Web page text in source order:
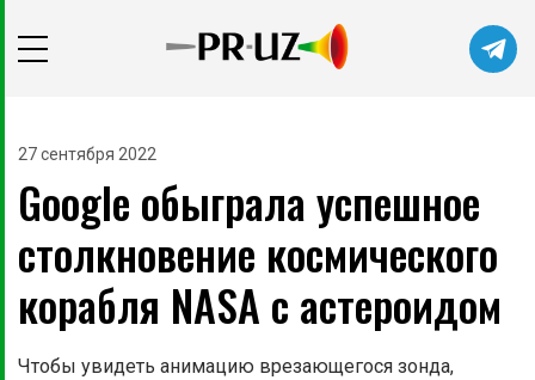
27 сентября 2022
Google обыграла успешное
столкновение космического
корабля NASA с астероидом
Чтобы увидеть анимацию врезающегося зонда,